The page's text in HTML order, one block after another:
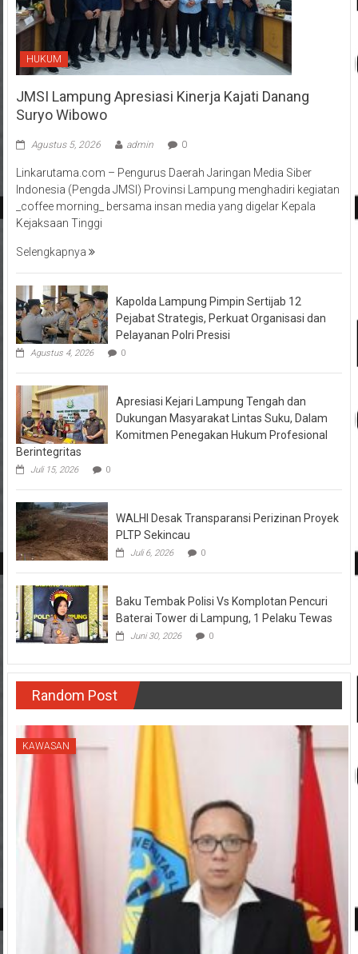
HUKUM
JMSI Lampung Apresiasi Kinerja Kajati Danang
Suryo Wibowo
Agustus 5, 2026 admin 0
Linkarutama.com – Pengurus Daerah Jaringan Media Siber
Indonesia (Pengda JMSI) Provinsi Lampung menghadiri kegiatan
_coffee morning_ bersama insan media yang digelar Kepala
Kejaksaan Tinggi
Selengkapnya
Kapolda Lampung Pimpin Sertijab 12
Pejabat Strategis, Perkuat Organisasi dan
Pelayanan Polri Presisi
Agustus 4, 2026 0
Apresiasi Kejari Lampung Tengah dan
Dukungan Masyarakat Lintas Suku, Dalam
Komitmen Penegakan Hukum Profesional
Berintegritas
Juli 15, 2026 0
WALHI Desak Transparansi Perizinan Proyek
PLTP Sekincau
Juli 6, 2026 0
Baku Tembak Polisi Vs Komplotan Pencuri
Baterai Tower di Lampung, 1 Pelaku Tewas
Juni 30, 2026 0
Random Post
KAWASAN